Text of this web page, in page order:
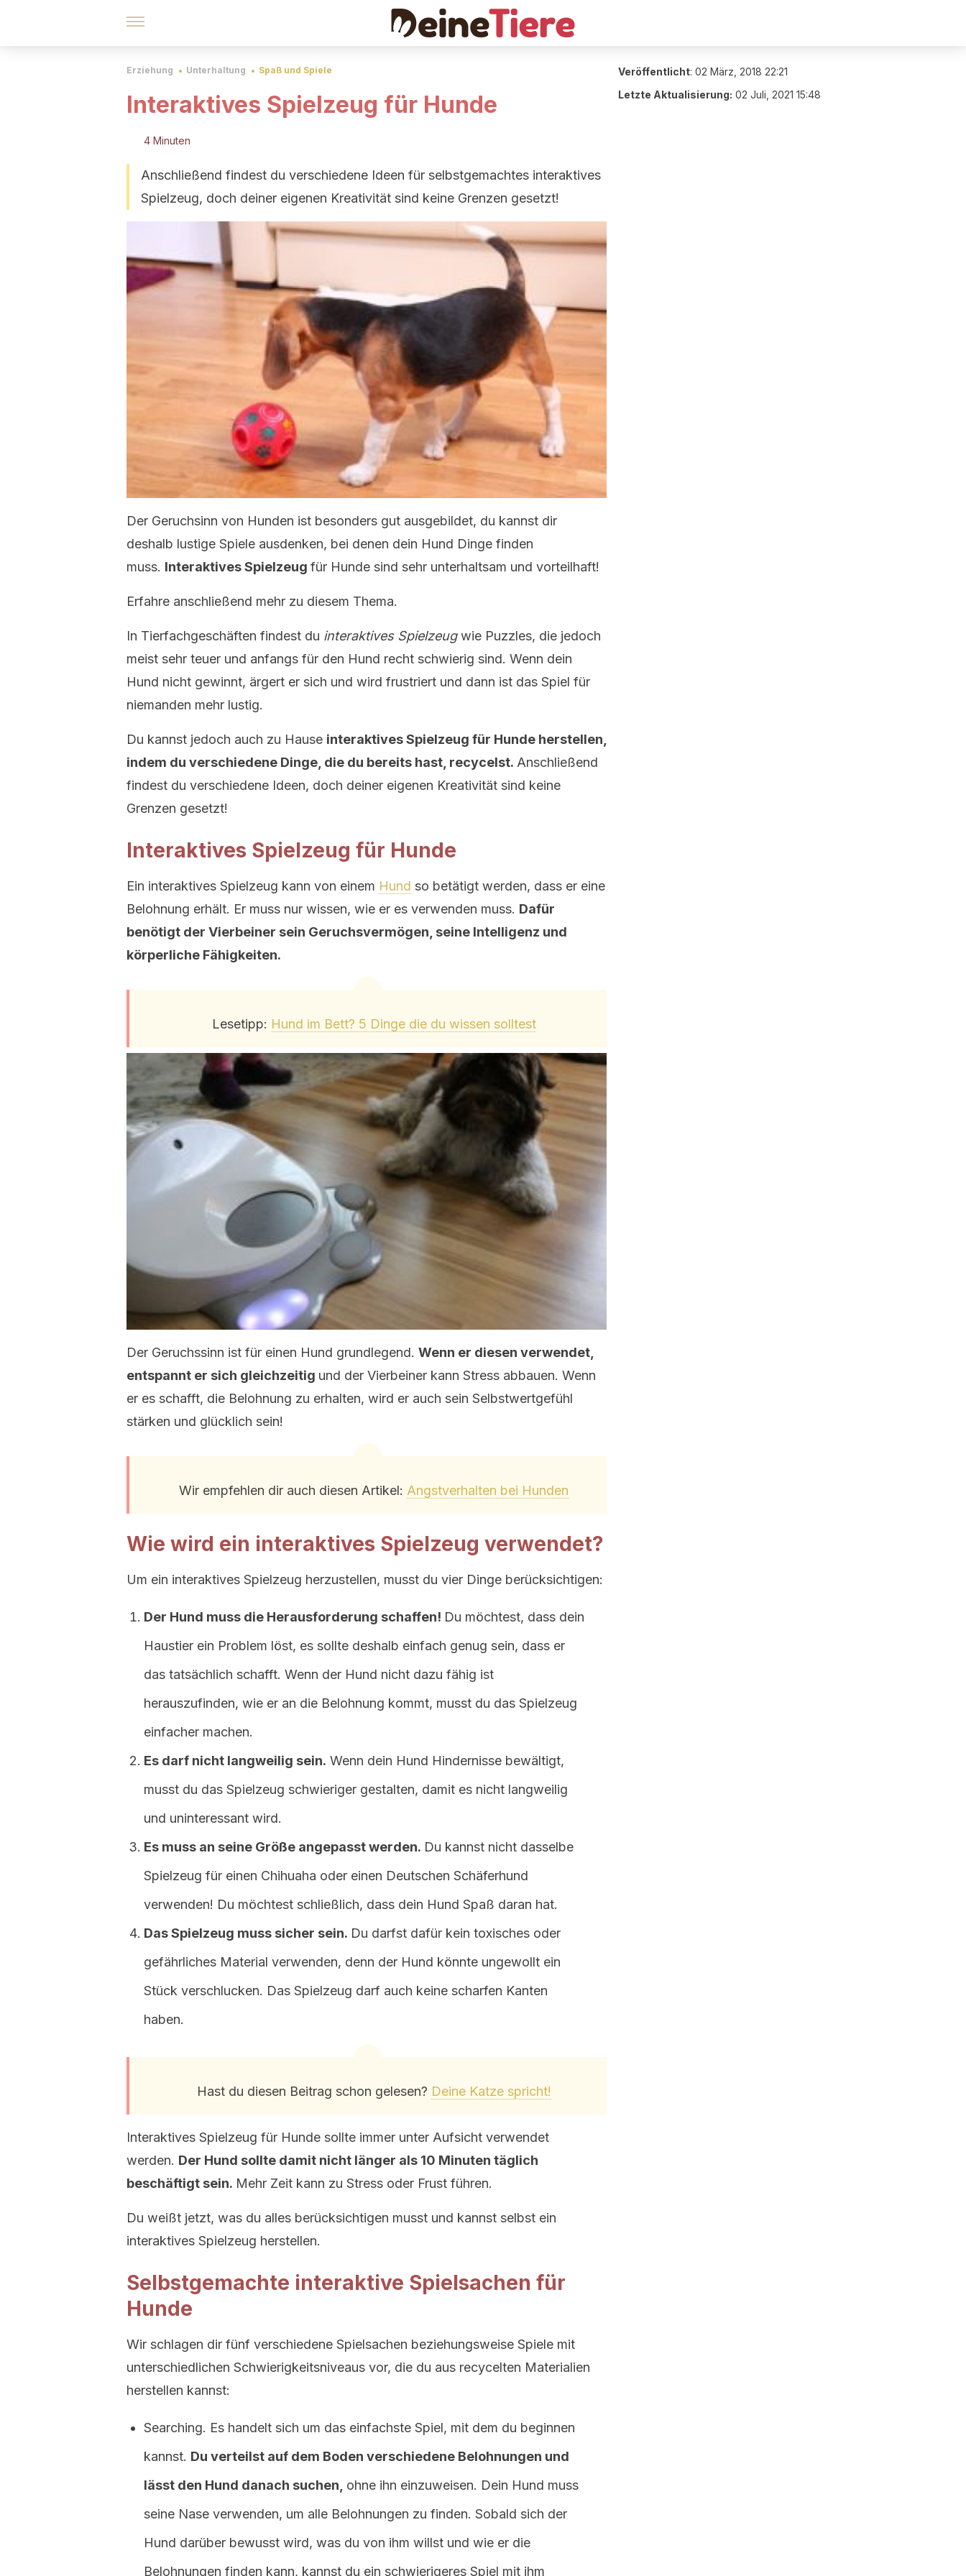
Erziehung Unterhaltung Spaß und Spiele
Interaktives Spielzeug für Hunde
4 Minuten
Anschließend findest du verschiedene Ideen für selbstgemachtes interaktives
Spielzeug, doch deiner eigenen Kreativität sind keine Grenzen gesetzt!
Der Geruchsinn von Hunden ist besonders gut ausgebildet, du kannst dir
deshalb lustige Spiele ausdenken, bei denen dein Hund Dinge finden
muss. Interaktives Spielzeug für Hunde sind sehr unterhaltsam und vorteilhaft!
Erfahre anschließend mehr zu diesem Thema.
In Tierfachgeschäften findest du interaktives Spielzeugwie Puzzles, die jedoch
meist sehr teuer und anfangs für den Hund recht schwierig sind. Wenn dein
Hund nicht gewinnt, ärgert er sich und wird frustriert und dann ist das Spiel für
niemanden mehr lustig.
Du kannst jedoch auch zu Hause interaktives Spielzeug für Hunde herstellen,
indem du verschiedene Dinge, die du bereits hast, recycelst. Anschließend
findest du verschiedene Ideen, doch deiner eigenen Kreativität sind keine
Grenzen gesetzt!
Interaktives Spielzeug für Hunde
Ein interaktives Spielzeug kann von einem Hund so betätigt werden, dass er eine
Belohnung erhält. Er muss nur wissen, wie er es verwenden muss. Dafür
benötigt der Vierbeiner sein Geruchsvermögen, seine Intelligenz und
körperliche Fähigkeiten.
Lesetipp: Hund im Bett? 5 Dinge die du wissen solltest
Der Geruchssinn ist für einen Hund grundlegend. Wenn er diesen verwendet,
entspannt er sich gleichzeitig und der Vierbeiner kann Stress abbauen. Wenn
er es schafft, die Belohnung zu erhalten, wird er auch sein Selbstwertgefühl
stärken und glücklich sein!
Wir empfehlen dir auch diesen Artikel: Angstverhalten bei Hunden
Wie wird ein interaktives Spielzeug verwendet?
Um ein interaktives Spielzeug herzustellen, musst du vier Dinge berücksichtigen:
Der Hund muss die Herausforderung schaffen! Du möchtest, dass dein
Haustier ein Problem löst, es sollte deshalb einfach genug sein, dass er
das tatsächlich schafft. Wenn der Hund nicht dazu fähig ist
herauszufinden, wie er an die Belohnung kommt, musst du das Spielzeug
einfacher machen.
Es darf nicht langweilig sein. Wenn dein Hund Hindernisse bewältigt,
musst du das Spielzeug schwieriger gestalten, damit es nicht langweilig
und uninteressant wird.
Es muss an seine Größe angepasst werden. Du kannst nicht dasselbe
Spielzeug für einen Chihuaha oder einen Deutschen Schäferhund
verwenden! Du möchtest schließlich, dass dein Hund Spaß daran hat.
Das Spielzeug muss sicher sein. Du darfst dafür kein toxisches oder
gefährliches Material verwenden, denn der Hund könnte ungewollt ein
Stück verschlucken. Das Spielzeug darf auch keine scharfen Kanten
haben.
Hast du diesen Beitrag schon gelesen? Deine Katze spricht!
Interaktives Spielzeug für Hunde sollte immer unter Aufsicht verwendet
werden. Der Hund sollte damit nicht länger als 10 Minuten täglich
beschäftigt sein. Mehr Zeit kann zu Stress oder Frust führen.
Du weißt jetzt, was du alles berücksichtigen musst und kannst selbst ein
interaktives Spielzeug herstellen.
Selbstgemachte interaktive Spielsachen für
Hunde
Wir schlagen dir fünf verschiedene Spielsachen beziehungsweise Spiele mit
unterschiedlichen Schwierigkeitsniveaus vor, die du aus recycelten Materialien
herstellen kannst:
Searching. Es handelt sich um das einfachste Spiel, mit dem du beginnen
kannst. Du verteilst auf dem Boden verschiedene Belohnungen und
lässt den Hund danach suchen, ohne ihn einzuweisen. Dein Hund muss
seine Nase verwenden, um alle Belohnungen zu finden. Sobald sich der
Hund darüber bewusst wird, was du von ihm willst und wie er die
Belohnungen finden kann, kannst du ein schwierigeres Spiel mit ihm
Veröffentlicht: 02 März, 2018 22:21
Letzte Aktualisierung: 02 Juli, 2021 15:48